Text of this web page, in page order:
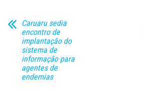
Caruaru sedia
encontro de
implantação do
sistema de
informação para
agentes de
endemias